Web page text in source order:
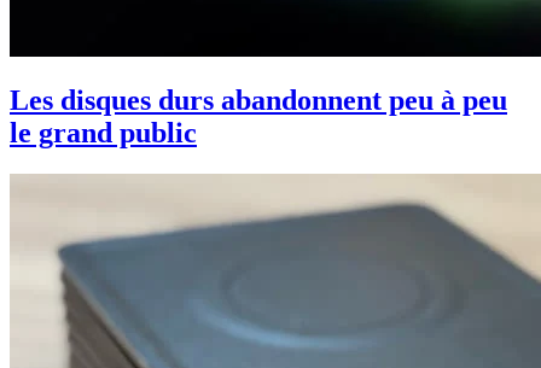
Les disques durs abandonnent peu à peu
le grand public